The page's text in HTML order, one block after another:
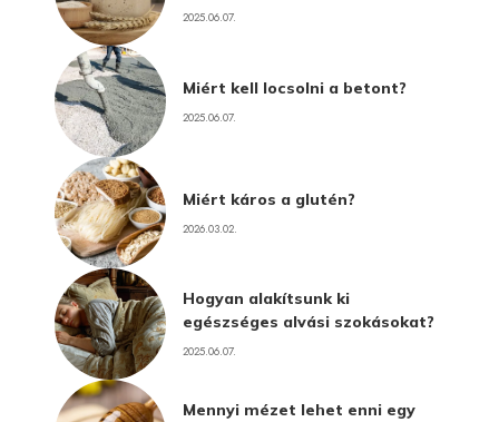
2025.06.07.
Miért kell locsolni a betont?
2025.06.07.
Miért káros a glutén?
2026.03.02.
Hogyan alakítsunk ki
egészséges alvási szokásokat?
2025.06.07.
Mennyi mézet lehet enni egy